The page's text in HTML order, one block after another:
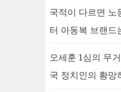
국적이 다르면 노
터 아동복 브랜드
오세훈 1심의 무
국 정치인의 황망